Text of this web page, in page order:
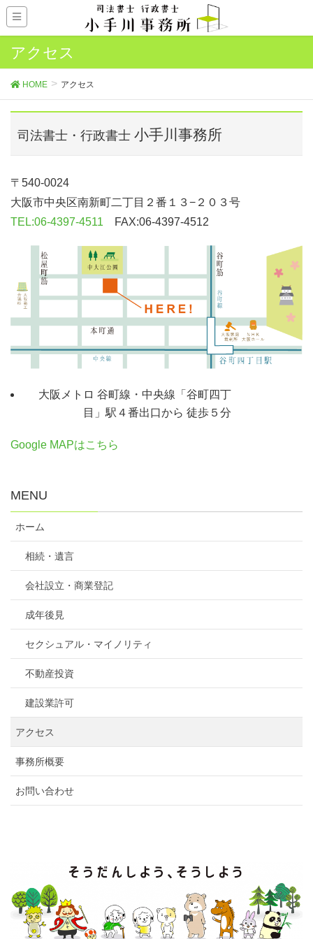
アクセス
HOME アクセス
司法書士・行政書士 小手川事務所
〒540-0024
大阪市中央区南新町二丁目２番１３−２０３号
TEL:06-4397-4511
FAX:06-4397-4512
大阪メトロ 谷町線・中央線「谷町四丁
目」駅４番出口から 徒歩５分
Google MAPはこちら
MENU
ホーム
相続・遺言
会社設立・商業登記
成年後見
セクシュアル・マイノリティ
不動産投資
建設業許可
アクセス
事務所概要
お問い合わせ